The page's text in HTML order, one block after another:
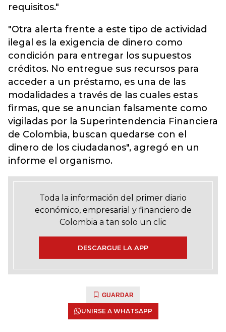
requisitos."
"Otra alerta frente a este tipo de actividad
ilegal es la exigencia de dinero como
condición para entregar los supuestos
créditos. No entregue sus recursos para
acceder a un préstamo, es una de las
modalidades a través de las cuales estas
firmas, que se anuncian falsamente como
vigiladas por la Superintendencia Financiera
de Colombia, buscan quedarse con el
dinero de los ciudadanos", agregó en un
informe el organismo.
Toda la información del primer diario
económico, empresarial y financiero de
Colombia a tan solo un clic
DESCARGUE LA APP
GUARDAR
UNIRSE A WHATSAPP